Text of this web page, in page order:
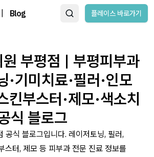
Blog 플레이스 바로가기
부평점 | 부평피부과
·기미치료·필러·인모
킨부스터·제모·색소치
식 블로그
공식 블로그입니다. 레이저토닝, 필러,
스터, 제모 등 피부과 전문 진료 정보를